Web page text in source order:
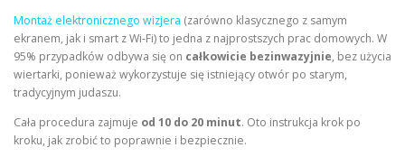
Montaż elektronicznego wizjera (zarówno klasycznego z samym
ekranem, jak i smart z Wi-Fi) to jedna z najprostszych prac domowych. W
95% przypadków odbywa się on całkowicie bezinwazyjnie, bez użycia
wiertarki, ponieważ wykorzystuje się istniejący otwór po starym,
tradycyjnym judaszu.
Cała procedura zajmuje od 10 do 20 minut. Oto instrukcja krok po
kroku, jak zrobić to poprawnie i bezpiecznie.